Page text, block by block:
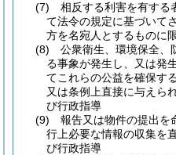
(7)
相反する利害を有する
て法令の規定に基づいて
方を名宛人とするものに
(8)
公衆衛生、環境保全、
る事象が発生し、又は発
てこれらの公益を確保す
又は条例上直接に与えら
び行政指導
(9)
報告又は物件の提出を
行上必要な情報の収集を
び行政指導